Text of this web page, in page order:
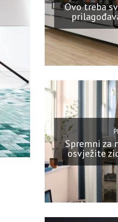
Ovo treba
Spremni za
osvježite